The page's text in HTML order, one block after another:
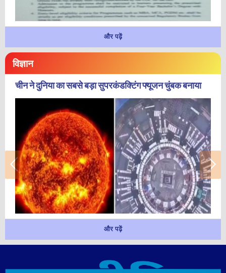
और पढ़ें
विज्ञान
चीन ने दुनिया का सबसे बड़ा सुपरकंडक्टिंग फ्यूजन चुंबक बनाया
और पढ़ें